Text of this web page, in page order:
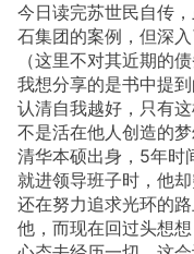
今日读完苏世民自传
石集团的案例，但深
（这里不对其近期的
我想分享的是书中提
认清自我越好，只有
不是活在他人创造的
清华本硕出身，5年时
就进领导班子时，他
还在努力追求光环的
他，而现在回过头想